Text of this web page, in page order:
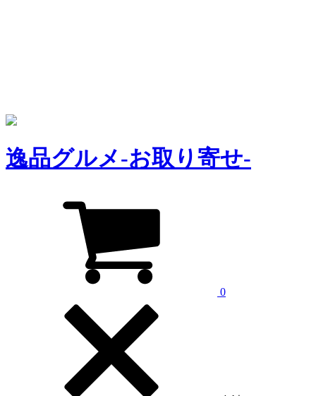
逸品グルメ-お取り寄せ-
0